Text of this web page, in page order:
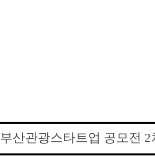
부산관광스타트업 공모전 2